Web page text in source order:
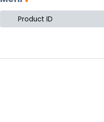
Product ID